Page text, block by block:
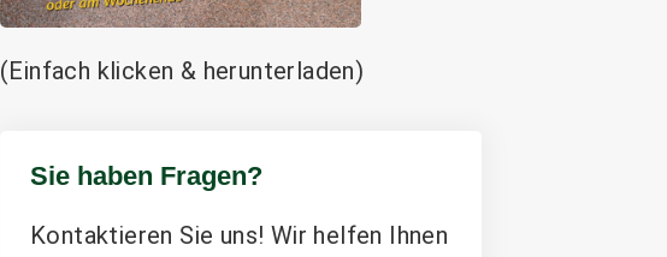
(Einfach klicken & herunterladen)
Sie haben Fragen?
Kontaktieren Sie uns! Wir helfen Ihnen